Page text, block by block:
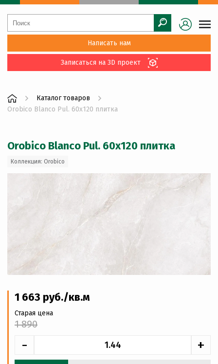
Написать нам
Записаться на 3D проект
Каталог товаров
Orobico Blanco Pul. 60x120 плитка
Orobico Blanco Pul. 60x120 плитка
Коллекция: Orobico
1 663 руб./кв.м
Старая цена
1 890
- +